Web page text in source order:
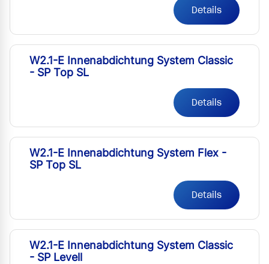
Details
W2.1-E Innenabdichtung System Classic
- SP Top SL
Details
W2.1-E Innenabdichtung System Flex -
SP Top SL
Details
W2.1-E Innenabdichtung System Classic
- SP Levell